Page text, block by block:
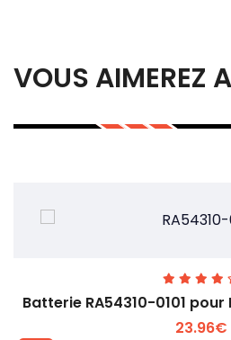
VOUS AIMEREZ
Batterie RA54310-0101 pour
23.96€